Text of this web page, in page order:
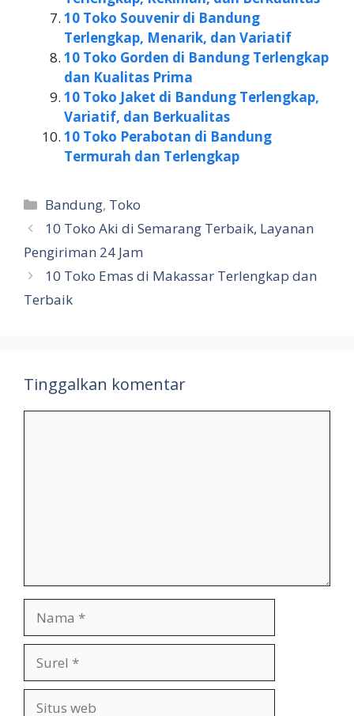
10 Toko Souvenir di Bandung
Terlengkap, Menarik, dan Variatif
10 Toko Gorden di Bandung Terlengkap
dan Kualitas Prima
10 Toko Jaket di Bandung Terlengkap,
Variatif, dan Berkualitas
10 Toko Perabotan di Bandung
Termurah dan Terlengkap
Kategori
Bandung, Toko
10 Toko Aki di Semarang Terbaik, Layanan
Pengiriman 24 Jam
10 Toko Emas di Makassar Terlengkap dan
Terbaik
Tinggalkan komentar